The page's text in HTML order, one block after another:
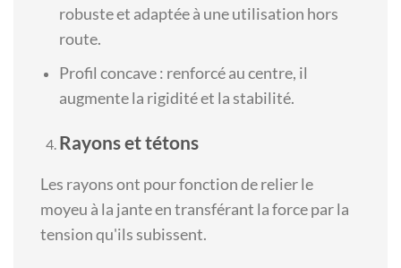
robuste et adaptée à une utilisation hors
route.
Profil concave : renforcé au centre, il
augmente la rigidité et la stabilité.
Rayons et tétons
Les rayons ont pour fonction de relier le
moyeu à la jante en transférant la force par la
tension qu'ils subissent.